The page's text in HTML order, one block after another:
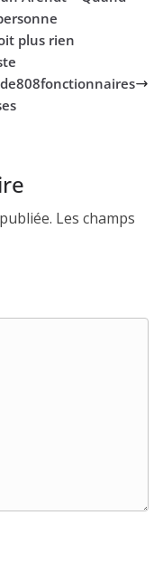
plus rien
808fonctionnaires
Les champs